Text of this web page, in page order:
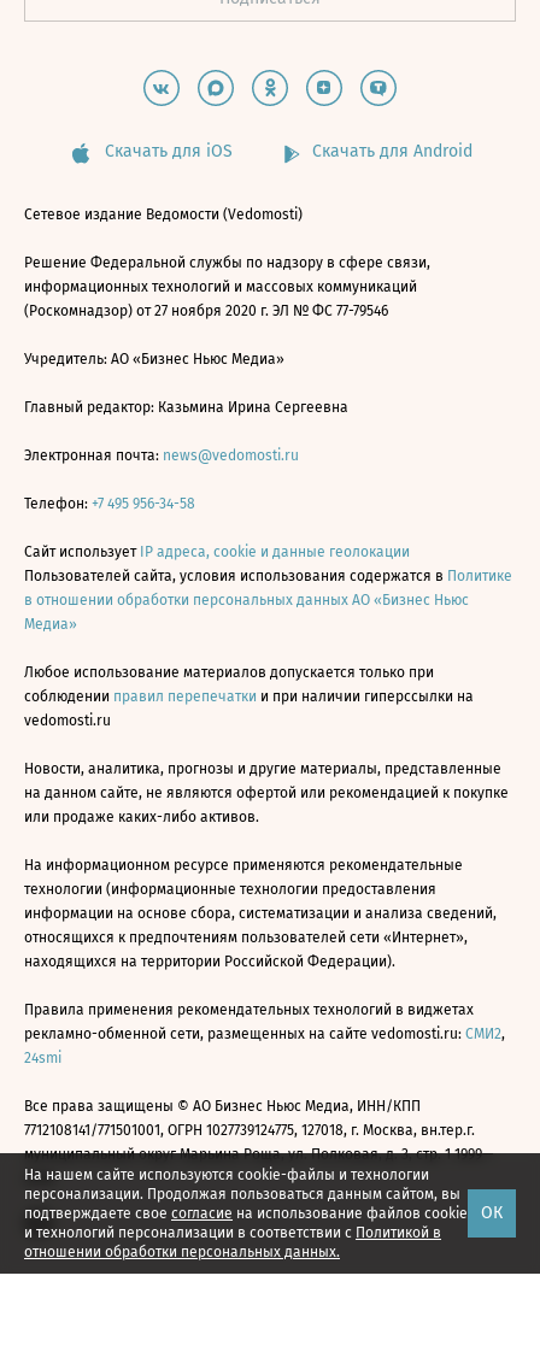
На нашем сайте используются cookie-файлы и технологии
персонализации. Продолжая пользоваться данным сайтом, вы
подтверждаете свое согласие на использование файлов cookie
и технологий персонализации в соответствии с Политикой в
отношении обработки персональных данных.
ОК
Скачать для iOS Скачать для Android
Сетевое издание Ведомости (Vedomosti)
Решение Федеральной службы по надзору в сфере связи,
информационных технологий и массовых коммуникаций
(Роскомнадзор) от 27 ноября 2020 г. ЭЛ № ФС 77-79546
Учредитель: АО «Бизнес Ньюс Медиа»
Главный редактор: Казьмина Ирина Сергеевна
Электронная почта: news@vedomosti.ru
Телефон: +7 495 956-34-58
Сайт использует IP адреса, cookie и данные геолокации
Пользователей сайта, условия использования содержатся в Политике
в отношении обработки персональных данных АО «Бизнес Ньюс
Медиа»
Любое использование материалов допускается только при
соблюдении правил перепечатки и при наличии гиперссылки на
vedomosti.ru
Новости, аналитика, прогнозы и другие материалы, представленные
на данном сайте, не являются офертой или рекомендацией к покупке
или продаже каких-либо активов.
На информационном ресурсе применяются рекомендательные
технологии (информационные технологии предоставления
информации на основе сбора, систематизации и анализа сведений,
относящихся к предпочтениям пользователей сети «Интернет»,
находящихся на территории Российской Федерации).
Правила применения рекомендательных технологий в виджетах
рекламно-обменной сети, размещенных на сайте vedomosti.ru: СМИ2,
24smi
Все права защищены © АО Бизнес Ньюс Медиа, ИНН/КПП
7712108141/771501001, ОГРН 1027739124775, 127018, г. Москва, вн.тер.г.
муниципальный округ Марьина Роща, ул. Полковая, д. 3, стр. 1 1999—
2026